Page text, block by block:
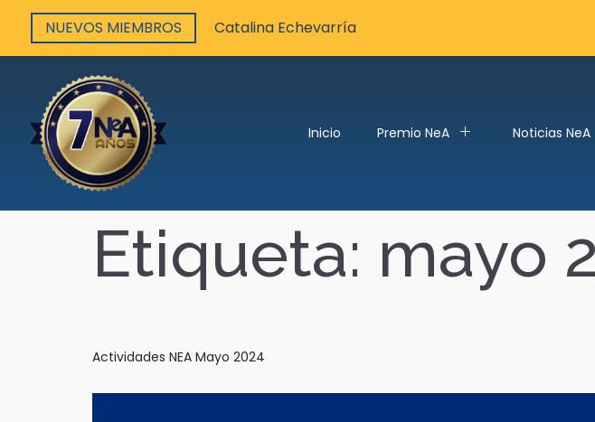
NUEVOS MIEMBROS Catalina Echevarría
Inicio Premio NeA Noticias NeA
Etiqueta: mayo
Actividades NEA Mayo 2024